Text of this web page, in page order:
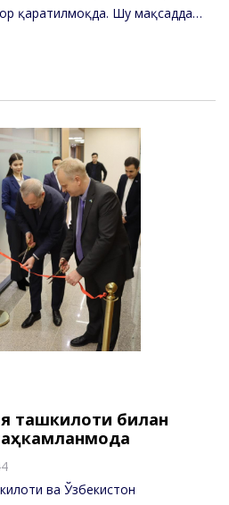
қаратилмоқда. Шу мақсадда…
ташкилоти билан
ва Ўзбекистон